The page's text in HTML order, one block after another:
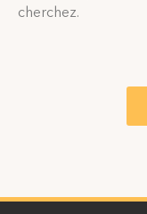
cherchez.